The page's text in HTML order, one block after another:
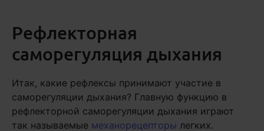
Рефлекторная
саморегуляция дыхания
Итак, какие рефлексы принимают участие в
саморегуляции дыхания? Главную функцию в
рефлекторной саморегуляции дыхания играют
так называемые механорецепторы легких.